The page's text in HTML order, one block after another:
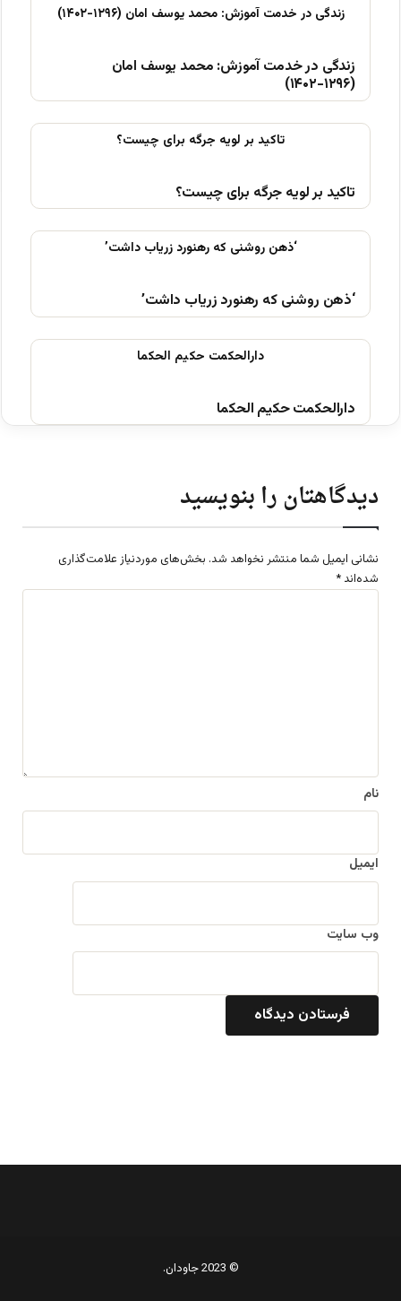
زندگی در خدمت آموزش: محمد یوسف امان
(۱۲۹۶-۱۴۰۲)
تاکید بر لویه جرگه برای چیست؟
‘ذهن روشنی که رهنورد زریاب داشت’
دارالحکمت حکیم الحکما
دیدگاهتان را بنویسید
نشانی ایمیل شما منتشر نخواهد شد. بخش‌های موردنیاز علامت‌گذاری
شده‌اند *
نام
ایمیل
وب‌ سایت
© 2023 جاودان.